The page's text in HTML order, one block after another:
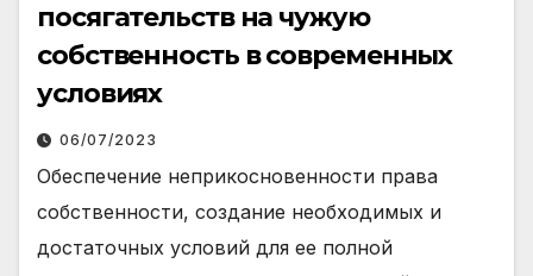
посягательств на чужую
собственность в современных
условиях
06/07/2023
Обеспечение неприкосновенности права
собственности, создание необходимых и
достаточных условий для ее полной